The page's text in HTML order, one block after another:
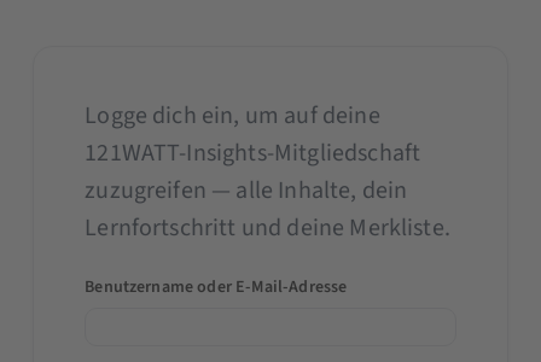
Logge dich ein, um auf deine
121WATT-Insights-Mitgliedschaft
zuzugreifen — alle Inhalte, dein
Lernfortschritt und deine Merkliste.
Benutzername oder E-Mail-Adresse